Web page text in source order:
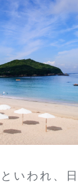
いわれ、